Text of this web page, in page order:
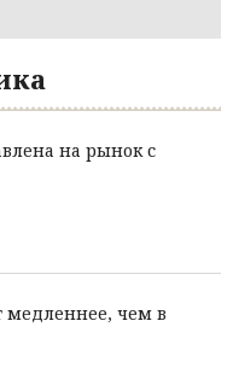
на рынок с
медленнее, чем в